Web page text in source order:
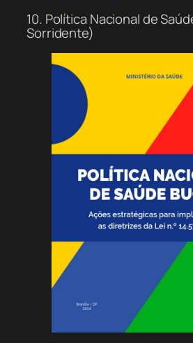
10. Política Nacional de
Sorridente)